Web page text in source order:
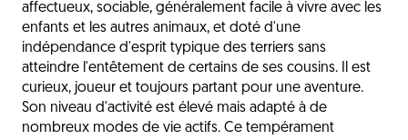
affectueux, sociable, généralement facile à vivre avec les
enfants et les autres animaux, et doté d'une
indépendance d'esprit typique des terriers sans
atteindre l'entêtement de certains de ses cousins. Il est
curieux, joueur et toujours partant pour une aventure.
Son niveau d'activité est élevé mais adapté à de
nombreux modes de vie actifs. Ce tempérament